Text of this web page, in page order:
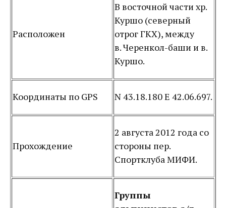
Расположен
В восточной части хр.
Куршо (северный
отрог ГКХ), между
в. Черенкол-баши и в.
Куршо.
Координаты по GPS N 43.18.180 E 42.06.697.
Прохождение
2 августа 2012 года со
стороны пер.
Спортклуба МИФИ.
Группы